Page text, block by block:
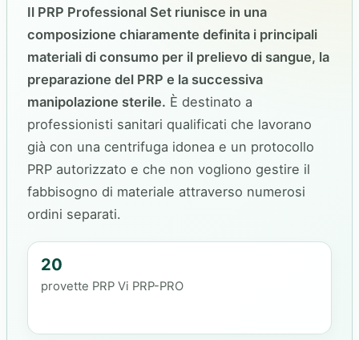
Il PRP Professional Set riunisce in una
composizione chiaramente definita i principali
materiali di consumo per il prelievo di sangue, la
preparazione del PRP e la successiva
manipolazione sterile. È destinato a
professionisti sanitari qualificati che lavorano
già con una centrifuga idonea e un protocollo
PRP autorizzato e che non vogliono gestire il
fabbisogno di materiale attraverso numerosi
ordini separati.
20
provette PRP Vi PRP-PRO